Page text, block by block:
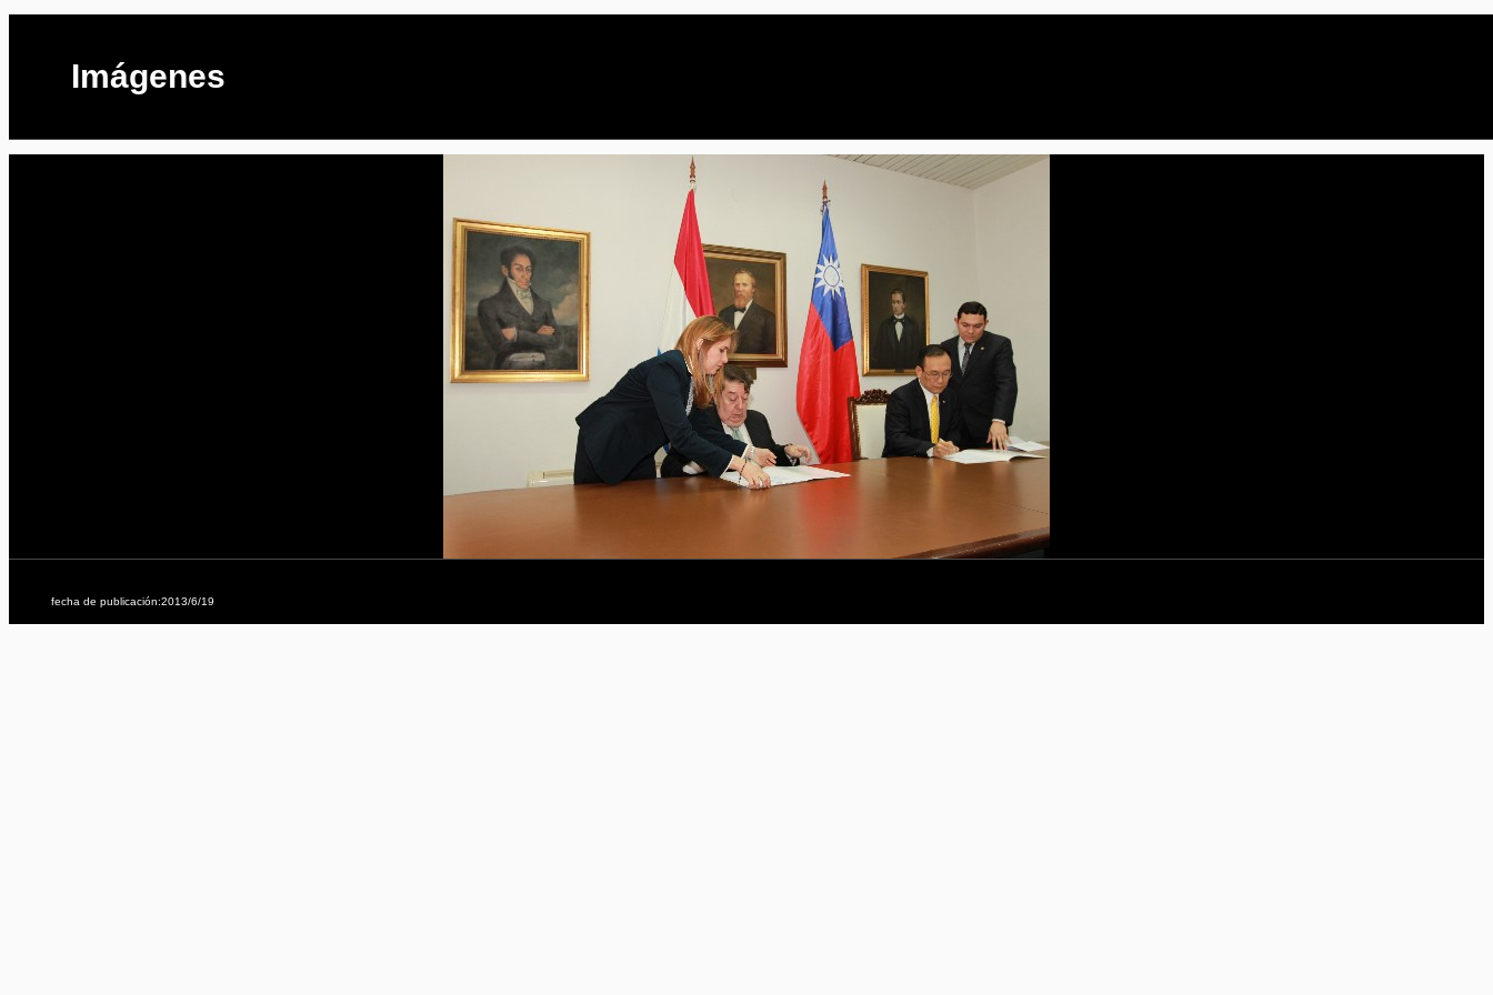
Imágenes
fecha de publicación:2013/6/19